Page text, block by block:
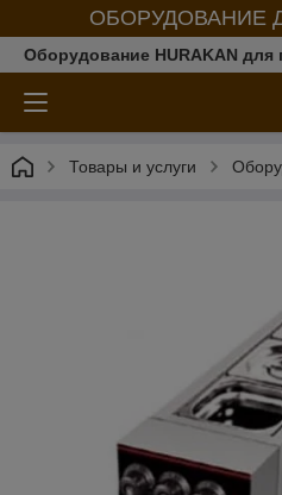
ОБОРУДОВАНИЕ
Оборудование HURAKAN
Товары и услуги